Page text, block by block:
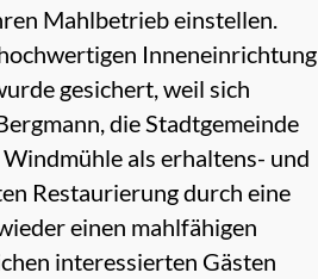
Mahlbetrieb einstellen.
Inneneinrichtung
gesichert, weil sich
die Stadtgemeinde
als erhaltens- und
Restaurierung durch eine
einen mahlfähigen
interessierten Gästen